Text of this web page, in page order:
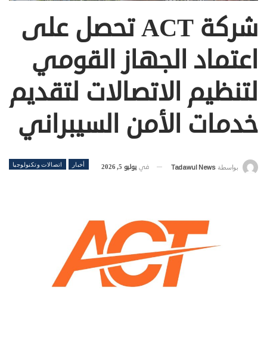
شركة ACT تحصل على
اعتماد الجهاز القومي
لتنظيم الاتصالات لتقديم
خدمات الأمن السيبراني
أخبار اتصالات وتكنولوجيا بواسطة Tadawul News في يوليو 5, 2026